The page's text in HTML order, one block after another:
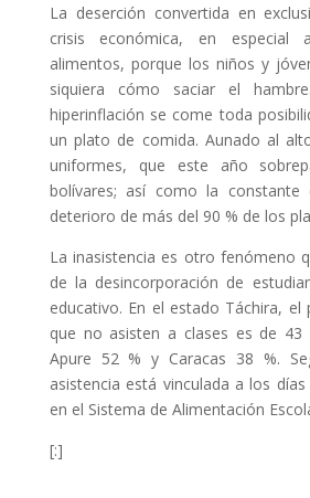
La deserción convertida en
crisis económica, en especial
alimentos, porque los niños y
siquiera cómo saciar el
hiperinflación se come toda
un plato de comida. Aunado al
uniformes, que este año
bolívares; así como la constante
deterioro de más del 90 % de los
La inasistencia es otro fenómeno
de la desincorporación de
educativo. En el estado Táchira,
que no asisten a clases es de 43
Apure 52 % y Caracas 38 %.
asistencia está vinculada a los
en el Sistema de Alimentación
[:]